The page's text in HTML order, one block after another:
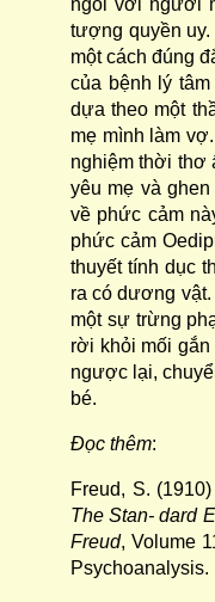
ngôi với người
tượng quyền
một cách đúng
của bệnh lý
dựa theo một
mẹ mình làm
nghiệm thời thơ
yêu mẹ và
về phức cảm
phức cảm
thuyết tính dục
ra có dương
một sự trừng
rời khỏi mối
ngược lại,
bé.
Đọc thêm:
Freud, S.
The Stan- dard
Freud, Volume
Psychoanalysis.